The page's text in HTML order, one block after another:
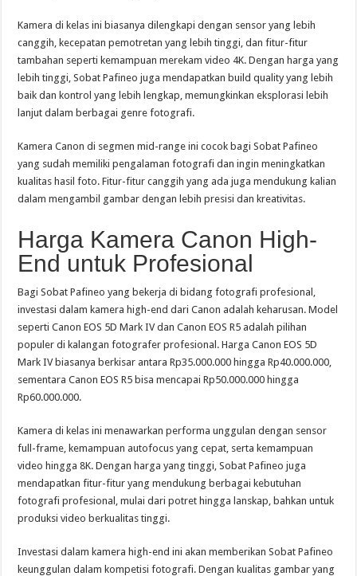
Kamera di kelas ini biasanya dilengkapi dengan sensor yang lebih
canggih, kecepatan pemotretan yang lebih tinggi, dan fitur-fitur
tambahan seperti kemampuan merekam video 4K. Dengan harga yang
lebih tinggi, Sobat Pafineo juga mendapatkan build quality yang lebih
baik dan kontrol yang lebih lengkap, memungkinkan eksplorasi lebih
lanjut dalam berbagai genre fotografi.
Kamera Canon di segmen mid-range ini cocok bagi Sobat Pafineo
yang sudah memiliki pengalaman fotografi dan ingin meningkatkan
kualitas hasil foto. Fitur-fitur canggih yang ada juga mendukung kalian
dalam mengambil gambar dengan lebih presisi dan kreativitas.
Harga Kamera Canon High-
End untuk Profesional
Bagi Sobat Pafineo yang bekerja di bidang fotografi profesional,
investasi dalam kamera high-end dari Canon adalah keharusan. Model
seperti Canon EOS 5D Mark IV dan Canon EOS R5 adalah pilihan
populer di kalangan fotografer profesional. Harga Canon EOS 5D
Mark IV biasanya berkisar antara Rp35.000.000 hingga Rp40.000.000,
sementara Canon EOS R5 bisa mencapai Rp50.000.000 hingga
Rp60.000.000.
Kamera di kelas ini menawarkan performa unggulan dengan sensor
full-frame, kemampuan autofocus yang cepat, serta kemampuan
video hingga 8K. Dengan harga yang tinggi, Sobat Pafineo juga
mendapatkan fitur-fitur yang mendukung berbagai kebutuhan
fotografi profesional, mulai dari potret hingga lanskap, bahkan untuk
produksi video berkualitas tinggi.
Investasi dalam kamera high-end ini akan memberikan Sobat Pafineo
keunggulan dalam kompetisi fotografi. Dengan kualitas gambar yang